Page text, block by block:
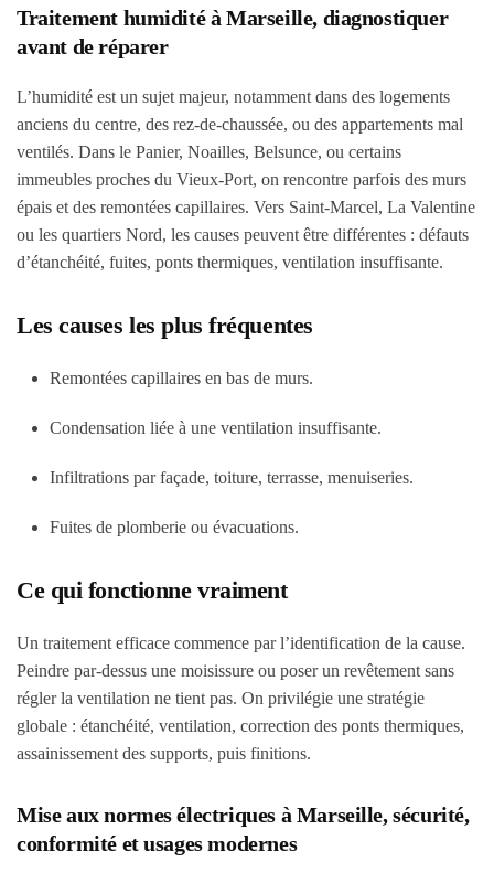
Traitement humidité à Marseille, diagnostiquer
avant de réparer
L’humidité est un sujet majeur, notamment dans des logements
anciens du centre, des rez-de-chaussée, ou des appartements mal
ventilés. Dans le Panier, Noailles, Belsunce, ou certains
immeubles proches du Vieux-Port, on rencontre parfois des murs
épais et des remontées capillaires. Vers Saint-Marcel, La Valentine
ou les quartiers Nord, les causes peuvent être différentes : défauts
d’étanchéité, fuites, ponts thermiques, ventilation insuffisante.
Les causes les plus fréquentes
Remontées capillaires en bas de murs.
Condensation liée à une ventilation insuffisante.
Infiltrations par façade, toiture, terrasse, menuiseries.
Fuites de plomberie ou évacuations.
Ce qui fonctionne vraiment
Un traitement efficace commence par l’identification de la cause.
Peindre par-dessus une moisissure ou poser un revêtement sans
régler la ventilation ne tient pas. On privilégie une stratégie
globale : étanchéité, ventilation, correction des ponts thermiques,
assainissement des supports, puis finitions.
Mise aux normes électriques à Marseille, sécurité,
conformité et usages modernes